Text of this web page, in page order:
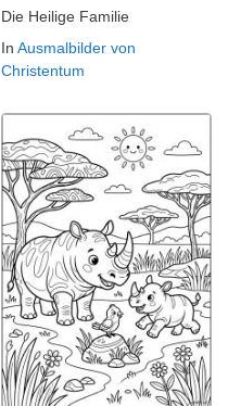
Die Heilige Familie
In Ausmalbilder von
Christentum